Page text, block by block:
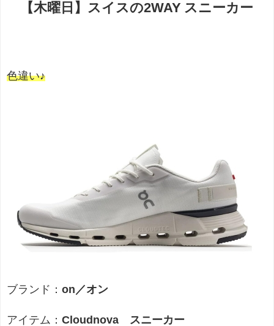
【木曜日】スイスの2WAY スニーカー
色違い♪
ブランド： on／オン
アイテム： Cloudnova スニーカー